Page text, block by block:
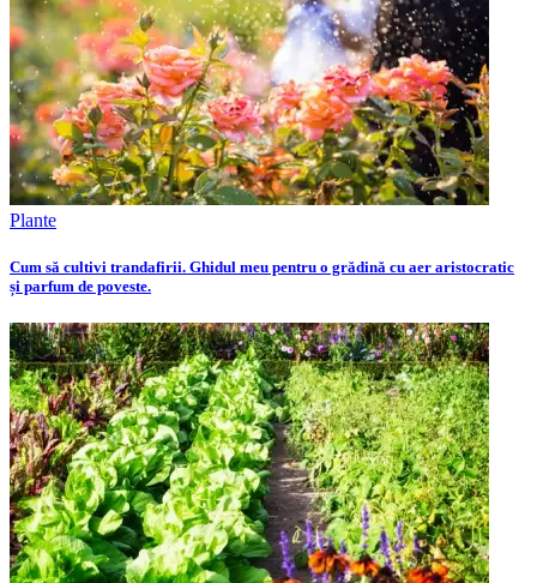
Plante
Cum să cultivi trandafirii. Ghidul meu pentru o grădină cu aer aristocratic
și parfum de poveste.